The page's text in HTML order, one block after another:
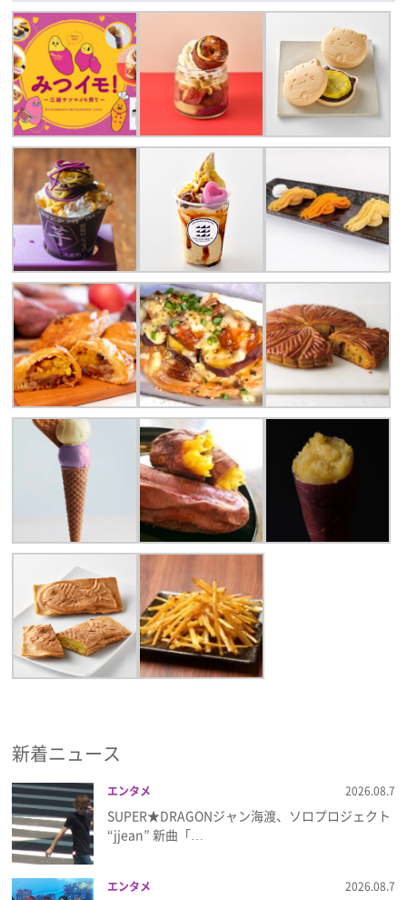
新着ニュース
エンタメ 2026.08.7
SUPER★DRAGONジャン海渡、ソロプロジェクト
“jjean” 新曲「…
エンタメ 2026.08.7